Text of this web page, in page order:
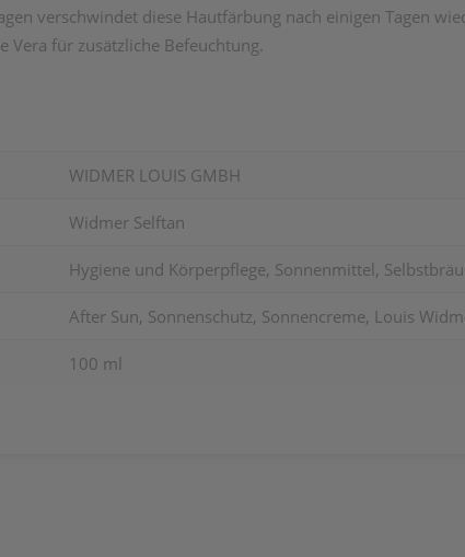
verschwindet diese Hautfärbung nach einigen Tagen
Vera für zusätzliche Befeuchtung.
WIDMER LOUIS GMBH
Widmer Selftan
Hygiene und Körperpflege, Sonnenmittel,
After Sun, Sonnenschutz, Sonnencreme, Louis
100 ml